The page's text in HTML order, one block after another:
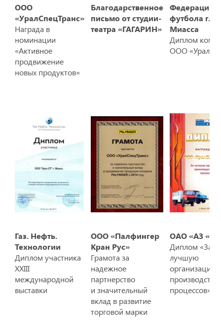
ООО
«УралСпецТранс»
Награда в
номинации
«Активное
продвижение
новых продуктов»
Благодарственное
письмо от студии-
театра «ГАГАРИН»
Федерация
футбола г.
Миасса
Диплом
ООО «Урал
Газ. Нефть.
Технологии
Диплом участника
XXIII
международной
выставки
ООО «Палфингер
Кран Рус»
Грамота за
надежное
партнерство
и значительный
вклад в развитие
торговой марки
ОАО «АЗ
Диплом «За
лучшую
организацию
процессов»